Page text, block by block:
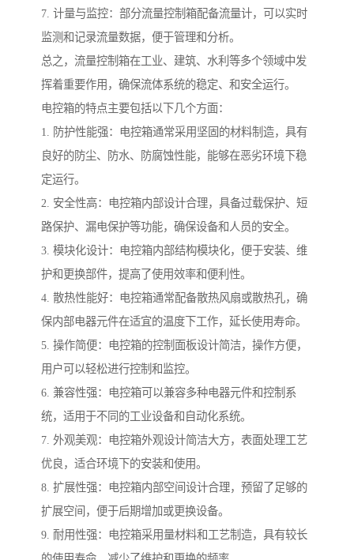
7. 计量与监控：部分流量控制箱配备流量计，可以实时
监测和记录流量数据，便于管理和分析。
总之，流量控制箱在工业、建筑、水利等多个领域中发
挥着重要作用，确保流体系统的稳定、和安全运行。
电控箱的特点主要包括以下几个方面：
1. 防护性能强：电控箱通常采用坚固的材料制造，具有
良好的防尘、防水、防腐蚀性能，能够在恶劣环境下稳
定运行。
2. 安全性高：电控箱内部设计合理，具备过载保护、短
路保护、漏电保护等功能，确保设备和人员的安全。
3. 模块化设计：电控箱内部结构模块化，便于安装、维
护和更换部件，提高了使用效率和便利性。
4. 散热性能好：电控箱通常配备散热风扇或散热孔，确
保内部电器元件在适宜的温度下工作，延长使用寿命。
5. 操作简便：电控箱的控制面板设计简洁，操作方便，
用户可以轻松进行控制和监控。
6. 兼容性强：电控箱可以兼容多种电器元件和控制系
统，适用于不同的工业设备和自动化系统。
7. 外观美观：电控箱外观设计简洁大方，表面处理工艺
优良，适合环境下的安装和使用。
8. 扩展性强：电控箱内部空间设计合理，预留了足够的
扩展空间，便于后期增加或更换设备。
9. 耐用性强：电控箱采用量材料和工艺制造，具有较长